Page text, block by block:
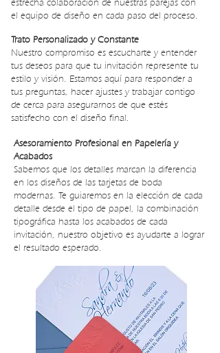
el equipo de diseño en cada paso del proceso.
Trato Personalizado y Constante
Nuestro compromiso es escucharte y entender
tus deseos para que tu invitación represente tu
estilo y visión. Estamos aquí para responder a
tus preguntas, hacer ajustes y trabajar contigo
de cerca para asegurarnos de que estés
satisfecho con el diseño final.
Asesoramiento Profesional en Papelería y
Acabados
Sabemos que los detalles marcan la diferencia
en los diseños de las tarjetas de boda
modernas. Te guiaremos en la elección de cada
detalle desde el tipo de papel, la combinación
tipográfica hasta los acabados de cada
invitación, nuestro objetivo es ayudarte a lograr
el resultado esperado.